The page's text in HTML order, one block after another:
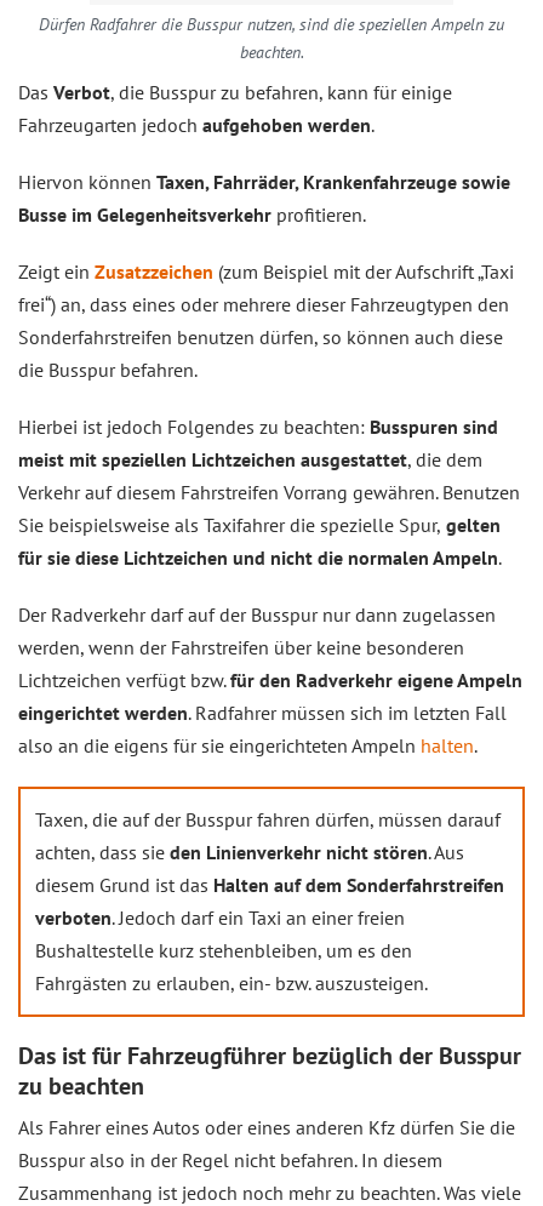
Dürfen Radfahrer die Busspur nutzen, sind die speziellen Ampeln zu
beachten.
Das Verbot, die Busspur zu befahren, kann für einige
Fahrzeugarten jedoch aufgehoben werden.
Hiervon können Taxen, Fahrräder, Krankenfahrzeuge sowie
Busse im Gelegenheitsverkehr profitieren.
Zeigt ein Zusatzzeichen (zum Beispiel mit der Aufschrift „Taxi
frei“) an, dass eines oder mehrere dieser Fahrzeugtypen den
Sonderfahrstreifen benutzen dürfen, so können auch diese
die Busspur befahren.
Hierbei ist jedoch Folgendes zu beachten: Busspuren sind
meist mit speziellen Lichtzeichen ausgestattet, die dem
Verkehr auf diesem Fahrstreifen Vorrang gewähren. Benutzen
Sie beispielsweise als Taxifahrer die spezielle Spur, gelten
für sie diese Lichtzeichen und nicht die normalen Ampeln.
Der Radverkehr darf auf der Busspur nur dann zugelassen
werden, wenn der Fahrstreifen über keine besonderen
Lichtzeichen verfügt bzw.für den Radverkehr eigene Ampeln
eingerichtet werden. Radfahrer müssen sich im letzten Fall
also an die eigens für sie eingerichteten Ampeln halten.
Taxen, die auf der Busspur fahren dürfen, müssen darauf
achten, dass sie den Linienverkehr nicht stören. Aus
diesem Grund ist das Halten auf dem Sonderfahrstreifen
verboten. Jedoch darf ein Taxi an einer freien
Bushaltestelle kurz stehenbleiben, um es den
Fahrgästen zu erlauben, ein- bzw. auszusteigen.
Das ist für Fahrzeugführer bezüglich der Busspur
zu beachten
Als Fahrer eines Autos oder eines anderen Kfz dürfen Sie die
Busspur also in der Regel nicht befahren. In diesem
Zusammenhang ist jedoch noch mehr zu beachten. Was viele